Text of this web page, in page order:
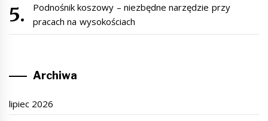
Podnośnik koszowy – niezbędne narzędzie przy
pracach na wysokościach
Archiwa
lipiec 2026